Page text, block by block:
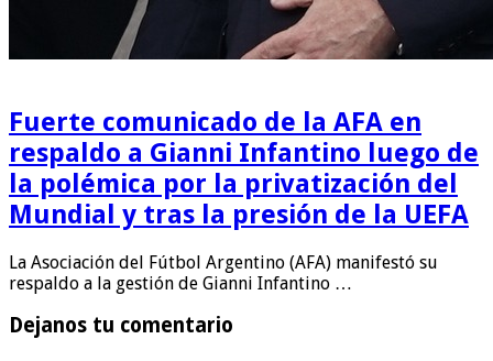
Fuerte comunicado de la AFA en
respaldo a Gianni Infantino luego de
la polémica por la privatización del
Mundial y tras la presión de la UEFA
La Asociación del Fútbol Argentino (AFA) manifestó su
respaldo a la gestión de Gianni Infantino …
Dejanos tu comentario